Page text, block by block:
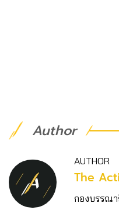
Author
AUTHOR
The
กองบรรณ